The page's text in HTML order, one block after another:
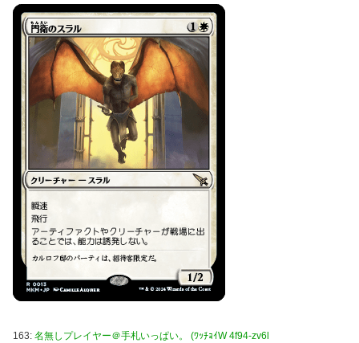
163: 名無しプレイヤー＠手札いっぱい。 (ﾜｯﾁｮｲW 4f94-zv6l